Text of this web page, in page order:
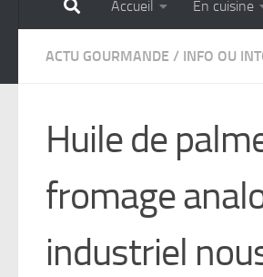
Accueil En cuisine
ACTU GOURMANDE / INFO OU
Huile de
fromage
industriel